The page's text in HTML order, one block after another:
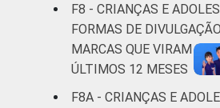
Mais de
SM até 2
Mais
SM até 3
F8 - CRIANÇAS E
FORMAS DE
MARCAS QUE VIRAM NA
ÚLTIMOS 12 MESES
F8A - CRIANÇAS E